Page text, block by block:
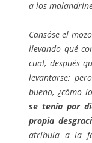
a los
Cansóse el
llevando qué
cual, después
levantarse;
bueno, ¿cómo
se tenía por
propia
atribuía a la